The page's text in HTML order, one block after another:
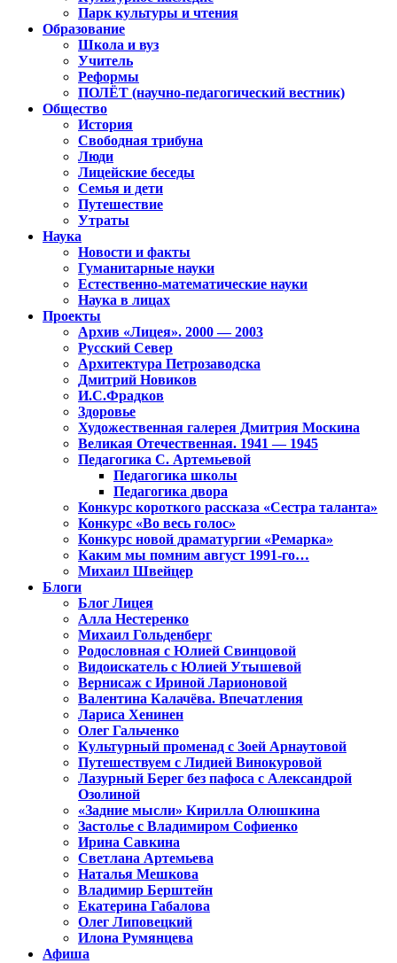
Парк культуры и чтения
Образование
Школа и вуз
Учитель
Реформы
ПОЛЁТ (научно-педагогический вестник)
Общество
История
Свободная трибуна
Люди
Лицейские беседы
Семья и дети
Путешествие
Утраты
Наука
Новости и факты
Гуманитарные науки
Естественно-математические науки
Наука в лицах
Проекты
Архив «Лицея». 2000 — 2003
Русский Север
Архитектура Петрозаводска
Дмитрий Новиков
И.С.Фрадков
Здоровье
Художественная галерея Дмитрия Москина
Великая Отечественная. 1941 — 1945
Педагогика С. Артемьевой
Педагогика школы
Педагогика двора
Конкурс короткого рассказа «Сестра таланта»
Конкурс «Во весь голос»
Конкурс новой драматургии «Ремарка»
Каким мы помним август 1991-го…
Михаил Швейцер
Блоги
Блог Лицея
Алла Нестеренко
Михаил Гольденберг
Родословная с Юлией Свинцовой
Видоискатель с Юлией Утышевой
Вернисаж с Ириной Ларионовой
Валентина Калачёва. Впечатления
Лариса Хенинен
Олег Гальченко
Культурный променад с Зоей Арнаутовой
Путешествуем с Лидией Винокуровой
Лазурный Берег без пафоса с Александрой
Озолиной
«Задние мысли» Кирилла Олюшкина
Застолье с Владимиром Софиенко
Ирина Савкина
Светлана Артемьева
Наталья Мешкова
Владимир Берштейн
Екатерина Габалова
Олег Липовецкий
Илона Румянцева
Афиша